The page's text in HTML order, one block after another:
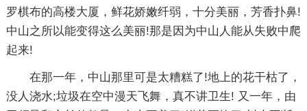
罗棋布的高楼大厦，鲜花娇嫩纤弱，十分美丽，芳香扑鼻!
中山之所以能变得这么美丽!那是因为中山人能从失败中爬
起来!
在那一年，中山那里可是太糟糕了!地上的花干枯了，
没人浇水;垃圾在空中漫天飞舞，真不讲卫生! 又一年，由